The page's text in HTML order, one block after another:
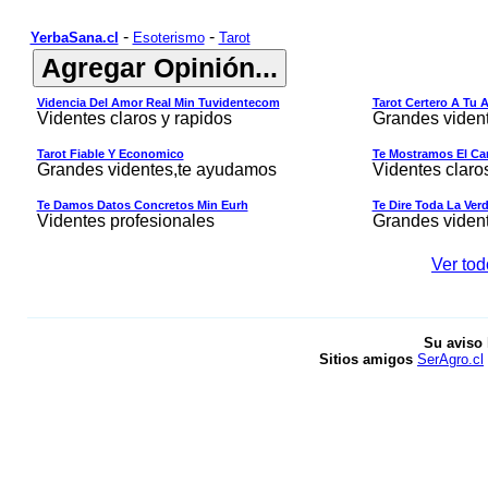
YerbaSana.cl - Esoterismo- Tarot
Videncia Del Amor Real Min Tuvidentecom
Videntes claros y rapidos
Tarot Certero A Tu
Grandes
Tarot Fiable Y Economico
Grandes videntes,te ayudamos
Te Mostramos El
Videntes
Te Damos Datos Concretos Min Eurh
Videntes profesionales
Te Dire Toda La
Grandes
Ver
Su
Sitios amigos SerAgro.cl